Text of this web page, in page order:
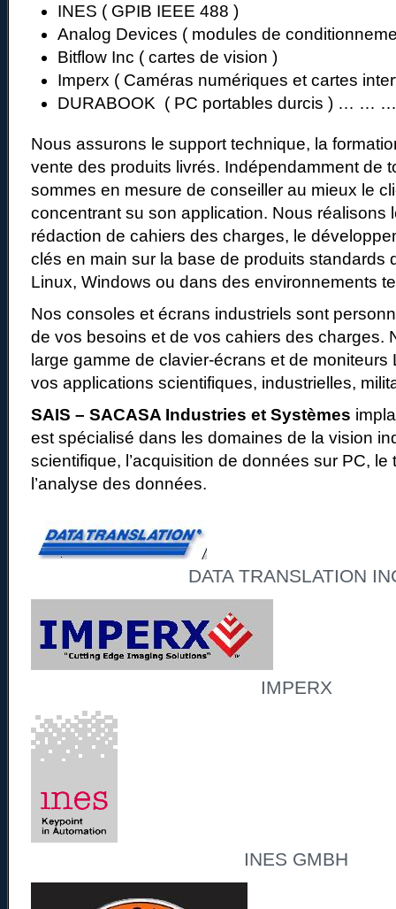
INES ( GPIB IEEE 488 )
Analog Devices ( modules de
Bitflow Inc ( cartes de vision )
Imperx ( Caméras numériques et cartes
DURABOOK ( PC portables durcis ) … … …
Nous assurons le support technique, la
vente des produits livrés. Indépendamment de
sommes en mesure de conseiller au mieux le
concentrant su son application. Nous réalisons
rédaction de cahiers des charges, le
clés en main sur la base de produits standards
Linux, Windows ou dans des environnements
Nos consoles et écrans industriels sont
de vos besoins et de vos cahiers des charges.
large gamme de clavier-écrans et de moniteurs
vos applications scientifiques, industrielles,
SAIS – SACASA Industries et Systèmes
est spécialisé dans les domaines de la vision
scientifique, l’acquisition de données sur PC,
l’analyse des données.
DATA TRANSLATION
IMPERX
INES GMBH